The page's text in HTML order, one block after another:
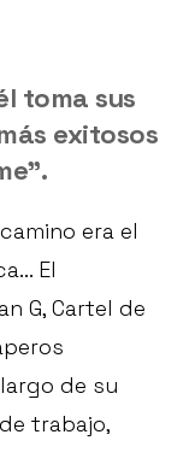
toma sus
exitosos
era el
El
G, Cartel de
de su
trabajo,